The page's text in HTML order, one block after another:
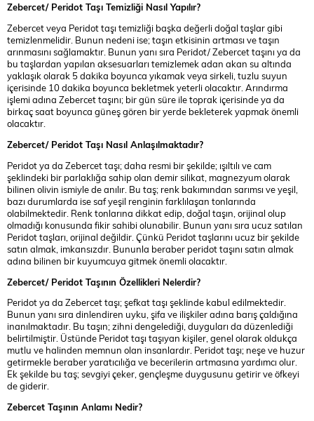
Zebercet/ Peridot Taşı Temizliği Nasıl Yapılır?
Zebercet veya Peridot taşı temizliği başka değerli doğal taşlar gibi
temizlenmelidir. Bunun nedeni ise; taşın etkisinin artması ve taşın
arınmasını sağlamaktır. Bunun yanı sıra Peridot/ Zebercet taşını ya da
bu taşlardan yapılan aksesuarları temizlemek adan akan su altında
yaklaşık olarak 5 dakika boyunca yıkamak veya sirkeli, tuzlu suyun
içerisinde 10 dakika boyunca bekletmek yeterli olacaktır. Arındırma
işlemi adına Zebercet taşını; bir gün süre ile toprak içerisinde ya da
birkaç saat boyunca güneş gören bir yerde bekleterek yapmak önemli
olacaktır.
Zebercet/ Peridot Taşı Nasıl Anlaşılmaktadır?
Peridot ya da Zebercet taşı; daha resmi bir şekilde; ışıltılı ve cam
şeklindeki bir parlaklığa sahip olan demir silikat, magnezyum olarak
bilinen olivin ismiyle de anılır. Bu taş; renk bakımından sarımsı ve yeşil,
bazı durumlarda ise saf yeşil renginin farklılaşan tonlarında
olabilmektedir. Renk tonlarına dikkat edip, doğal taşın, orijinal olup
olmadığı konusunda fikir sahibi olunabilir. Bunun yanı sıra ucuz satılan
Peridot taşları, orijinal değildir. Çünkü Peridot taşlarını ucuz bir şekilde
satın almak, imkansızdır. Bununla beraber peridot taşını satın almak
adına bilinen bir kuyumcuya gitmek önemli olacaktır.
Zebercet/ Peridot Taşının Özellikleri Nelerdir?
Peridot ya da Zebercet taşı; şefkat taşı şeklinde kabul edilmektedir.
Bunun yanı sıra dinlendiren uyku, şifa ve ilişkiler adına barış çaldığına
inanılmaktadır. Bu taşın; zihni dengelediği, duyguları da düzenlediği
belirtilmiştir. Üstünde Peridot taşı taşıyan kişiler, genel olarak oldukça
mutlu ve halinden memnun olan insanlardır. Peridot taşı; neşe ve huzur
getirmekle beraber yaratıcılığa ve becerilerin artmasına yardımcı olur.
Ek şekilde bu taş; sevgiyi çeker, gençleşme duygusunu getirir ve öfkeyi
de giderir.
Zebercet Taşının Anlamı Nedir?